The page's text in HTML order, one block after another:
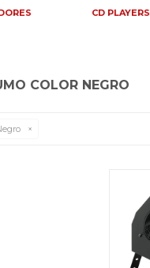
CD PLAYERS
COLOR NEGRO